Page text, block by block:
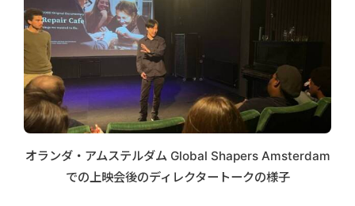
オランダ・アムステルダム Global Shapers Amsterdam
での上映会後のディレクタートークの様子